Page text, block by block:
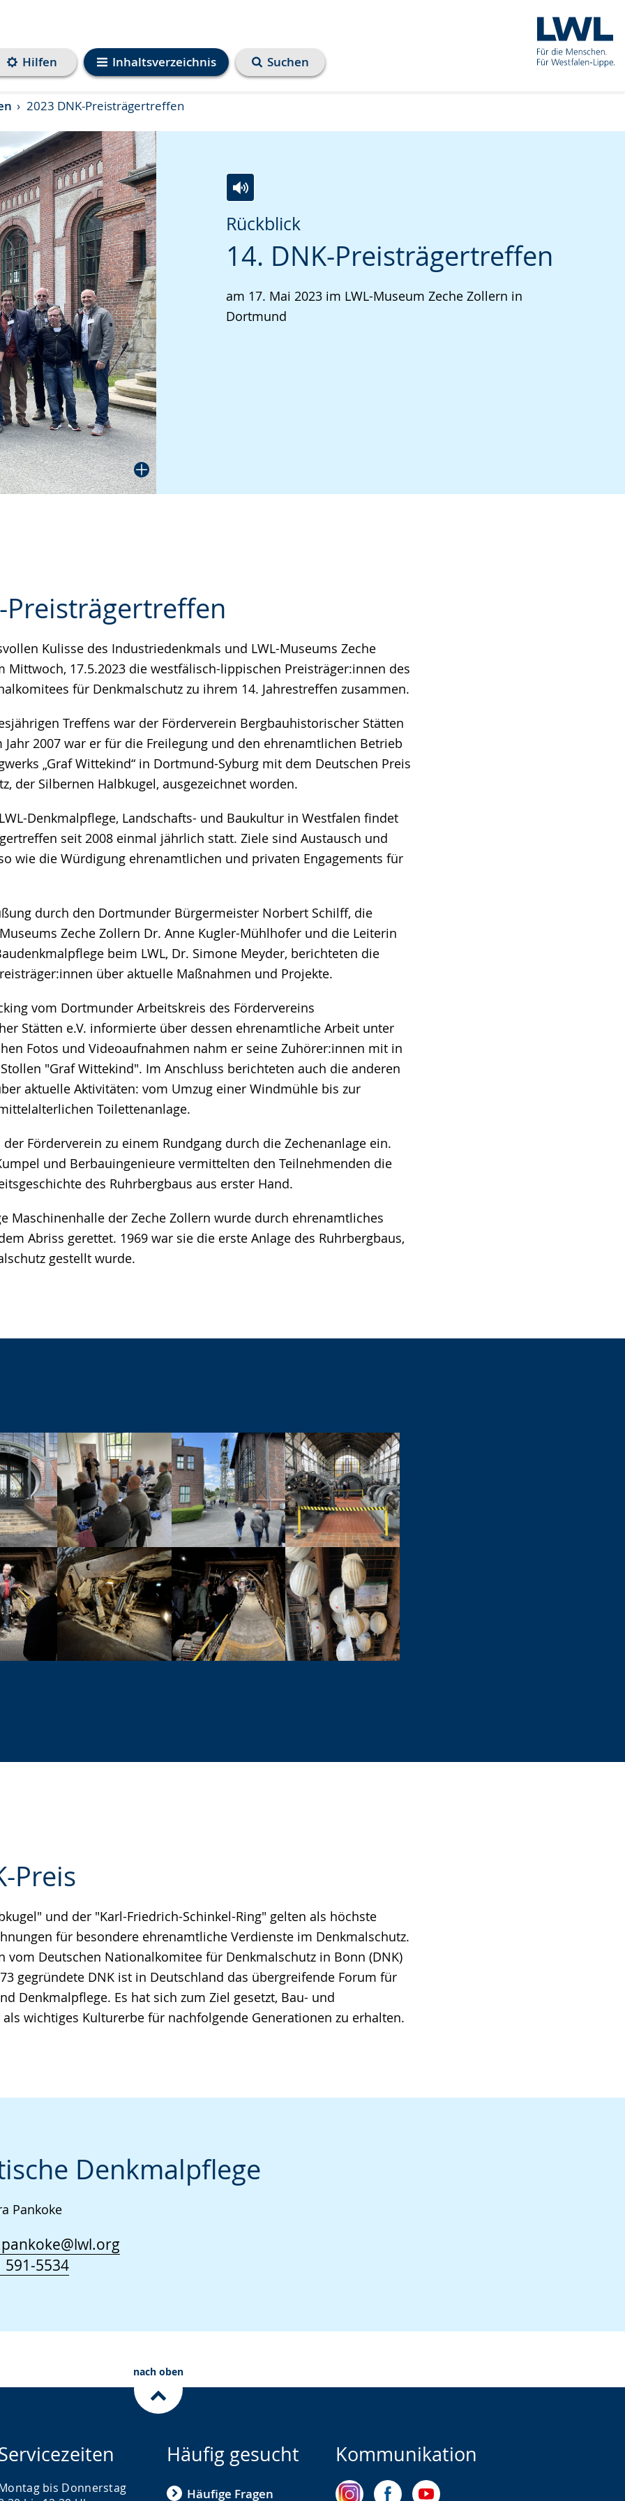
Inhaltsverzeichnis
Hilfen Suchen
2023 DNK-Preisträgertreffen
Rückblick
14. DNK-Preisträgertreffen
am 17. Mai 2023 im LWL-Museum Zeche Zollern in
Dortmund
Leichten
Sprache
wechseln.
Audio-
Unterstützung.
Video
in
Deutscher
Gebärdensprache
wird
Preisträgertreffen
Kulisse des Industriedenkmals und LWL-Museums Zeche
Mittwoch, 17.5.2023 die westfälisch-lippischen Preisträger:innen des
für Denkmalschutz zu ihrem 14. Jahrestreffen zusammen.
Treffens war der Förderverein Bergbauhistorischer Stätten
Jahr 2007 war er für die Freilegung und den ehrenamtlichen Betrieb
„Graf Wittekind“ in Dortmund-Syburg mit dem Deutschen Preis
der Silbernen Halbkugel, ausgezeichnet worden.
Denkmalpflege, Landschafts- und Baukultur in Westfalen findet
seit 2008 einmal jährlich statt. Ziele sind Austausch und
wie die Würdigung ehrenamtlichen und privaten Engagements für
durch den Dortmunder Bürgermeister Norbert Schilff, die
Zeche Zollern Dr. Anne Kugler-Mühlhofer und die Leiterin
beim LWL, Dr. Simone Meyder, berichteten die
über aktuelle Maßnahmen und Projekte.
vom Dortmunder Arbeitskreis des Fördervereins
Stätten e.V. informierte über dessen ehrenamtliche Arbeit unter
Fotos und Videoaufnahmen nahm er seine Zuhörer:innen mit in
"Graf Wittekind". Im Anschluss berichteten auch die anderen
aktuelle Aktivitäten: vom Umzug einer Windmühle bis zur
Toilettenanlage.
Förderverein zu einem Rundgang durch die Zechenanlage ein.
und Berbauingenieure vermittelten den Teilnehmenden die
des Ruhrbergbaus aus erster Hand.
Maschinenhalle der Zeche Zollern wurde durch ehrenamtliches
Abriss gerettet. 1969 war sie die erste Anlage des Ruhrbergbaus,
gestellt wurde.
Preis
und der "Karl-Friedrich-Schinkel-Ring" gelten als höchste
für besondere ehrenamtliche Verdienste im Denkmalschutz.
vom Deutschen Nationalkomitee für Denkmalschutz in Bonn (DNK)
gegründete DNK ist in Deutschland das übergreifende Forum für
Denkmalpflege. Es hat sich zum Ziel gesetzt, Bau- und
wichtiges Kulturerbe für nachfolgende Generationen zu erhalten.
Denkmalpflege
Pankoke
591-5534
nach oben
bis Donnerstag
Häufig gesucht
Häufige Fragen
Kommunikation